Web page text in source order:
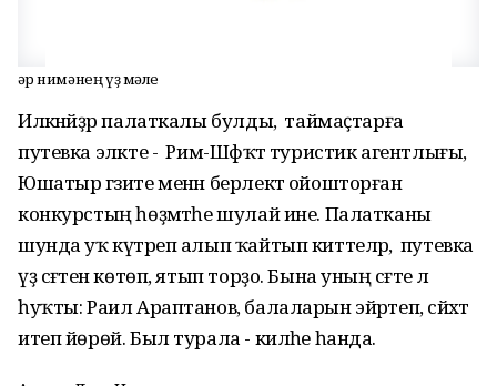
Һәр нимәнең үҙ мәле
Илкәнәйҙәр палаткалы булды, ә таймаҫтарға
путевка эләкте - Рим-Шәфҡәт туристик агентлығы,
Юшатыр гәзите менән берлектә ойошторған
конкурстың һөҙәмтәһе шулай ине. Палатканы
шунда уҡ күтәреп алып ҡайтып киттеләр, ә путевка
үҙ сәғәтен көтөп, ятып торҙо. Бына уның сәғәте лә
һуҡты: Раил Араптанов, балаларын эйәртеп, сәйәхәт
итеп йөрөй. Был турала - киләһе һанда.